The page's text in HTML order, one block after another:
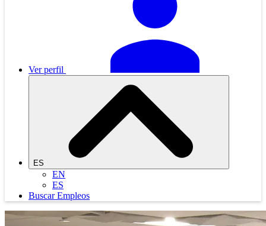
Ver perfil
ES
EN
ES
Buscar Empleos